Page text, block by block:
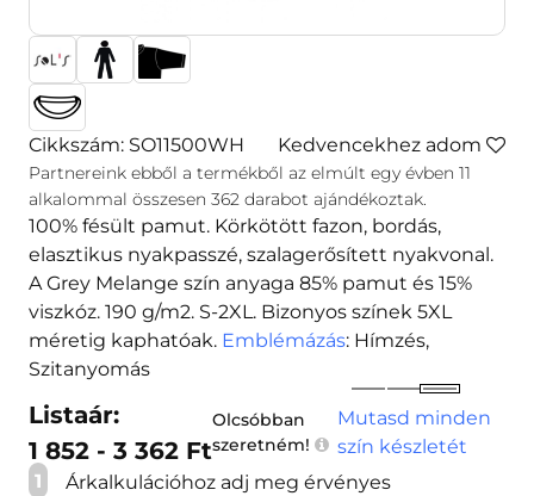
Cikkszám: SO11500WH Kedvencekhez adom
Partnereink ebből a termékből az elmúlt egy évben 11
alkalommal összesen 362 darabot ajándékoztak.
100% fésült pamut. Körkötött fazon, bordás,
elasztikus nyakpasszé, szalagerősített nyakvonal.
A Grey Melange szín anyaga 85% pamut és 15%
viszkóz. 190 g/m2. S-2XL. Bizonyos színek 5XL
méretig kaphatóak. Emblémázás: Hímzés,
Szitanyomás
Listaár:
1 852 - 3 362 Ft
Olcsóbban
szeretném!
Mutasd minden
szín készletét
1
Árkalkulációhoz adj meg érvényes